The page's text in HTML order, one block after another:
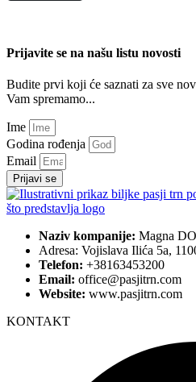
Prijavite se na našu listu novosti
Budite prvi koji će saznati za sve
Vam spremamo...
Ime
Godina rođenja
Email
Prijavi se
Naziv kompanije: Magna
Adresa: Vojislava Ilića 5a,
Telefon: +38163453200
Email: office@pasjitrn.com
Website: www.pasjitrn.com
KONTAKT